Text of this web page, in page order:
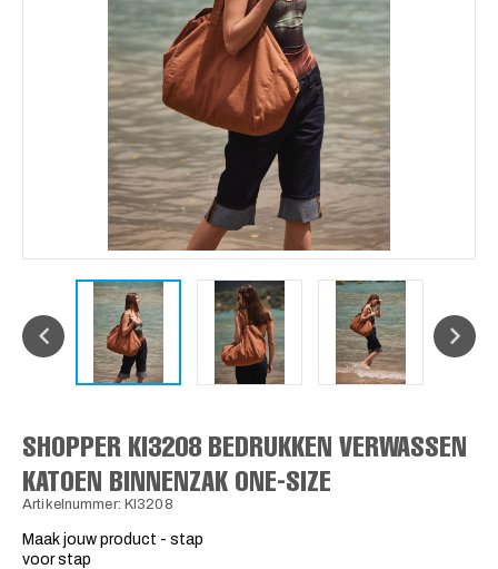
SHOPPER KI3208 BEDRUKKEN VERWASSEN
KATOEN BINNENZAK ONE-SIZE
Artikelnummer: KI3208
Maak jouw product - stap
voor stap